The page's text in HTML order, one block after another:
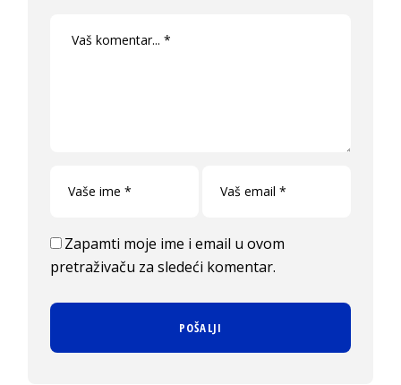
Zapamti moje ime i email u ovom
pretraživaču za sledeći komentar.